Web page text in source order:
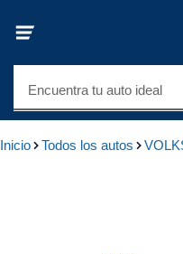
Encuentra tu auto ideal
Inicio Todos los autos